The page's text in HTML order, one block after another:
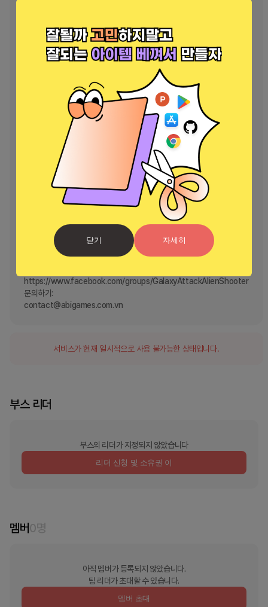
닫기 자세히
* 100개 이상의 우주선. 전투기나 우주선을 선택해 자신만의 우주 팀을 구
성하세요
바일에서 갈라가 클래식 게임을 플레이하는 듯한 느낌을 주는 아케이드 우
주 슈팅 게임입니다. 만약 당신이 은하, 갤럭시안, 갈라가 & 갤럭티카와 같
은 아케이드 복고풍 슈팅 게임의 열렬한 팬이고 은하계 게임에 자유를 주고
싶다면 갤럭시 어택: 클래식 아케이드 우주 슈팅 게임 - 무료 80년대 게임
이 당신을 위한 완벽한 게임입니다 .
새로운 아케이드 슈팅 게임 2024를 강화하여 복고풍 클래식 우주 전투를
즐겨보세요. 지금 갤럭시 어택: 슈팅 비행기게임 - 80년대 고전게임 다운
이 스릴 넘치는 전투 비행 액션 게임에서 전투기를 조종하고 갤럭시 어택:
무료 비행기 슈팅 게임의 전쟁에 참여하세요.
페이스 북으로 우릴 팔로우 해:
https://www.facebook.com/GalaxyAttack
https://www.facebook.com/groups/GalaxyAttackAlienShooter
문의하기:
contact@abigames.com.vn
서비스가 현재 일시적으로 사용 불가능한 상태입니다.
부스 리더
부스의 리더가 지정되지 않았습니다
리더 신청 및 소유권 이
멤버0명
아직 멤버가 등록되지 않았습니다.
팀 리더가 초대할 수 있습니다.
멤버 초대